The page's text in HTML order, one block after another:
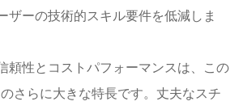
ザーの技術的スキル要件を低減しま
頼性とコストパフォーマンスは、この
さらに大きな特長です。丈夫なスチ